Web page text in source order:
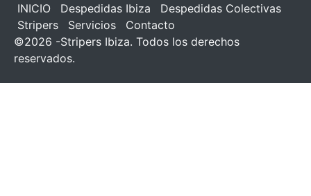
INICIO Despedidas Ibiza
Despedidas Colectivas
Stripers
Servicios
Contacto
©2026 -Stripers Ibiza. Todos los derechos
reservados.